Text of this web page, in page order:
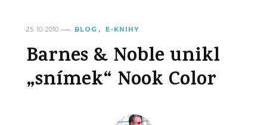
25. 10. 2010 BLOG E-KNIHY
Barnes & Noble unikl
„snímek“ Nook Color